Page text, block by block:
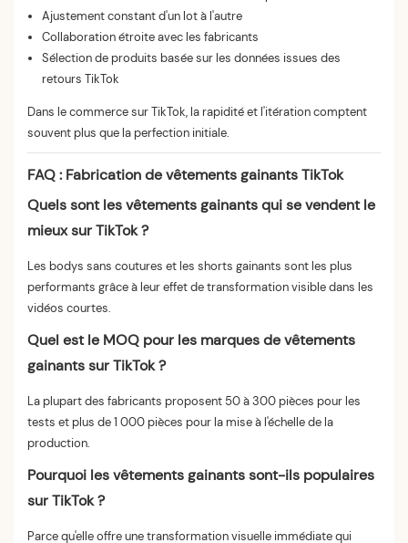
Ajustement constant d'un lot à l'autre
Collaboration étroite avec les fabricants
Sélection de produits basée sur les données issues des
retours TikTok
Dans le commerce sur TikTok, la rapidité et l'itération comptent
souvent plus que la perfection initiale.
FAQ : Fabrication de vêtements gainants TikTok
Quels sont les vêtements gainants qui se vendent le
mieux sur TikTok ?
Les bodys sans coutures et les shorts gainants sont les plus
performants grâce à leur effet de transformation visible dans les
vidéos courtes.
Quel est le MOQ pour les marques de vêtements
gainants sur TikTok ?
La plupart des fabricants proposent 50 à 300 pièces pour les
tests et plus de 1 000 pièces pour la mise à l'échelle de la
production.
Pourquoi les vêtements gainants sont-ils populaires
sur TikTok ?
Parce qu'elle offre une transformation visuelle immédiate qui